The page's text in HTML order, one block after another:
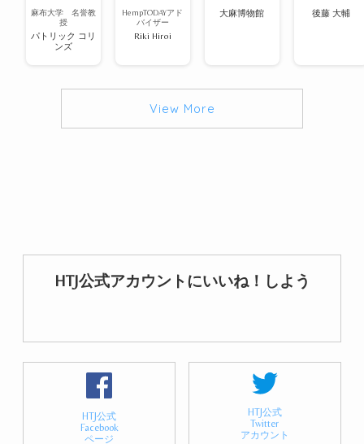
麻布大学 名誉教
授
パトリック コリ
ンズ
HempTODAYアド
バイザー
Riki Hiroi
大麻博物館 後藤 大輔
View More
HTJ公式アカウントにいいね！しよう
HTJ公式
Facebook
ページ
HTJ公式
Twitter
アカウント